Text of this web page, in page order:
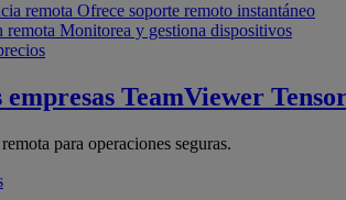
remota Ofrece soporte remoto instantáneo
remota Monitorea y gestiona dispositivos
TeamViewer Tensor
para operaciones seguras.